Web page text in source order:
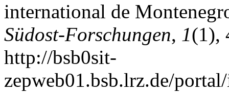
international de
Südost-Forschungen, 1(1),
http://bsb0sit-
zepweb01.bsb.lrz.de/